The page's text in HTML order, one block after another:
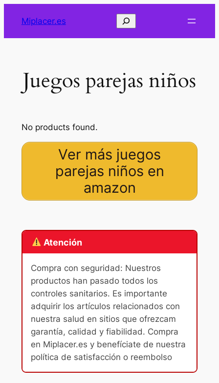
Miplacer.es Buscar
Juegos parejas niños
No products found.
Ver más juegos
parejas niños en
amazon
Atención
Compra con seguridad: Nuestros
productos han pasado todos los
controles sanitarios. Es importante
adquirir los artículos relacionados con
nuestra salud en sitios que ofrezcam
garantía, calidad y fiabilidad. Compra
en Miplacer.es y benefíciate de nuestra
política de satisfacción o reembolso